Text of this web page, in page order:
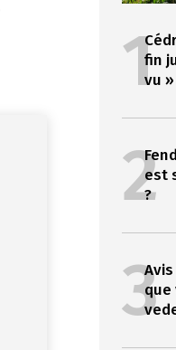
1fin
vu »
2
est
?
3